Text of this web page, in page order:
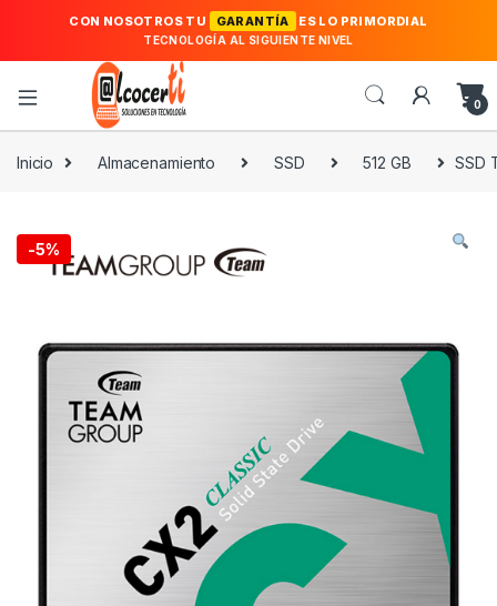
CON NOSOTROS TU GARANTÍA ES LO PRIMORDIAL
TECNOLOGÍA AL SIGUIENTE NIVEL
0
Inicio Almacenamiento SSD 512 GB SSD
-5%